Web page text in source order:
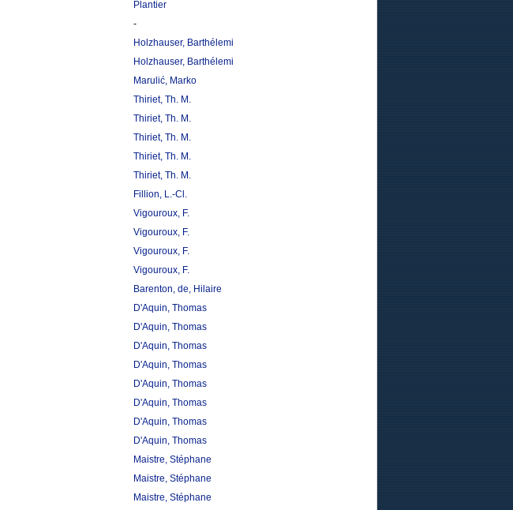
Plantier
-
Holzhauser, Barthélemi
Holzhauser, Barthélemi
Marulić, Marko
Thiriet, Th. M.
Thiriet, Th. M.
Thiriet, Th. M.
Thiriet, Th. M.
Thiriet, Th. M.
Fillion, L.-Cl.
Vigouroux, F.
Vigouroux, F.
Vigouroux, F.
Vigouroux, F.
Barenton, de, Hilaire
D'Aquin, Thomas
D'Aquin, Thomas
D'Aquin, Thomas
D'Aquin, Thomas
D'Aquin, Thomas
D'Aquin, Thomas
D'Aquin, Thomas
D'Aquin, Thomas
Maistre, Stéphane
Maistre, Stéphane
Maistre, Stéphane